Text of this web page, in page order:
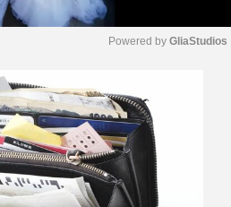
Powered by GliaStudios